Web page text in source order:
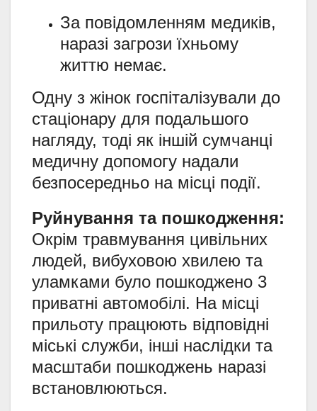
За повідомленням медиків,
наразі загрози їхньому
життю немає.
Одну з жінок госпіталізували до
стаціонару для подальшого
нагляду, тоді як іншій сумчанці
медичну допомогу надали
безпосередньо на місці події.
Руйнування та пошкодження:
Окрім травмування цивільних
людей, вибуховою хвилею та
уламками було пошкоджено 3
приватні автомобілі. На місці
прильоту працюють відповідні
міські служби, інші наслідки та
масштаби пошкоджень наразі
встановлюються.